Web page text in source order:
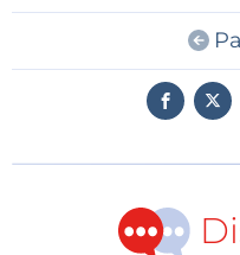
plus sur une feuille de